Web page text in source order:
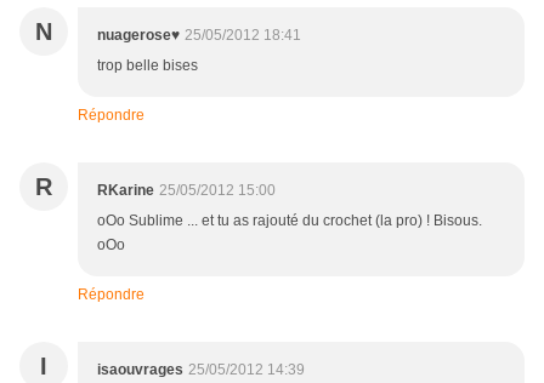
N nuagerose♥ 25/05/2012 18:41
trop belle bises
Répondre
R RKarine 25/05/2012 15:00
oOo Sublime ... et tu as rajouté du crochet (la pro) ! Bisous.
oOo
Répondre
I isaouvrages 25/05/2012 14:39